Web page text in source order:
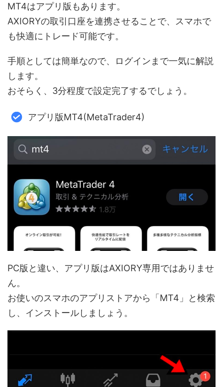
MT4はアプリ版もあります。
AXIORYの取引口座を連携させることで、スマホで
も快適にトレード可能です。
手順としては簡単なので、ログインまで一気に解説
します。
おそらく、3分程度で設定完了するでしょう。
アプリ版MT4(MetaTrader4)
PC版と違い、アプリ版はAXIORY専用ではありませ
ん。
お使いのスマホのアプリストアから「MT4」と検索
し、インストールしましょう。